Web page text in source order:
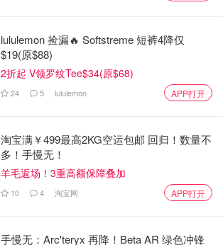
lululemon 捡漏🔥 Softstreme 短裤4降仅
$19(原$88)
2折起 V领罗纹Tee$34(原$68)
24 5 lululemon APP打开
淘宝满￥499最高2KG空运包邮 回归！数量不
多！手慢无！
羊毛返场！3重高额保障叠加
10 4 淘宝网 APP打开
手慢无：Arc'teryx 再降！Beta AR 绿色冲锋